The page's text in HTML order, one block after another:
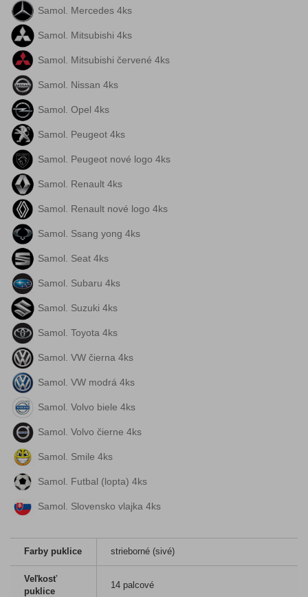
Samol. Mercedes 4ks
Samol. Mitsubishi 4ks
Samol. Mitsubishi červené 4ks
Samol. Nissan 4ks
Samol. Opel 4ks
Samol. Peugeot 4ks
Samol. Peugeot nové logo 4ks
Samol. Renault 4ks
Samol. Renault nové logo 4ks
Samol. Ssang yong 4ks
Samol. Seat 4ks
Samol. Subaru 4ks
Samol. Suzuki 4ks
Samol. Toyota 4ks
Samol. VW čierna 4ks
Samol. VW modrá 4ks
Samol. Volvo biele 4ks
Samol. Volvo čierne 4ks
Samol. Smile 4ks
Samol. Futbal (lopta) 4ks
Samol. Slovensko vlajka 4ks
Farby puklice strieborné (sivé)
Veľkosť
puklice
14 palcové